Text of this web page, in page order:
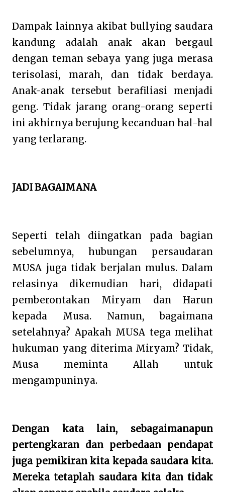
Dampak lainnya akibat bullying saudara
kandung adalah anak akan bergaul
dengan teman sebaya yang juga merasa
terisolasi, marah, dan tidak berdaya.
Anak-anak tersebut berafiliasi menjadi
geng. Tidak jarang orang-orang seperti
ini akhirnya berujung kecanduan hal-hal
yang terlarang.
JADI BAGAIMANA
Seperti telah diingatkan pada bagian
sebelumnya, hubungan persaudaran
MUSA juga tidak berjalan mulus. Dalam
relasinya dikemudian hari, didapati
pemberontakan Miryam dan Harun
kepada Musa. Namun, bagaimana
setelahnya? Apakah MUSA tega melihat
hukuman yang diterima Miryam? Tidak,
Musa meminta Allah untuk
mengampuninya.
Dengan kata lain, sebagaimanapun
pertengkaran dan perbedaan pendapat
juga pemikiran kita kepada saudara kita.
Mereka tetaplah saudara kita dan tidak